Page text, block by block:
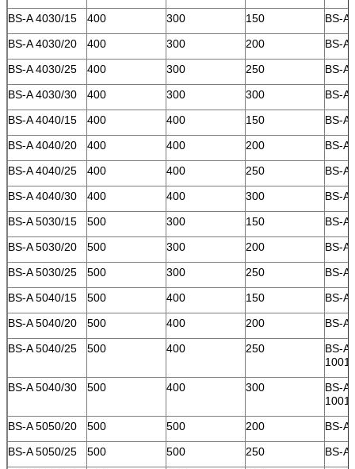
BS-A 4030/15
400 300 150
BS-A
BS-A 4030/20
400 300 200
BS-A
BS-A 4030/25
400 300 250
BS-A
BS-A 4030/30
400 300 300
BS-A
BS-A 4040/15
400 400 150
BS-A
BS-A 4040/20
400 400 200
BS-A
BS-A 4040/25
400 400 250
BS-A
BS-A 4040/30
400 400 300
BS-A
BS-A 5030/15
500 300 150
BS-A
BS-A 5030/20
500 300 200
BS-A
BS-A 5030/25
500 300 250
BS-A
BS-A 5040/15
500 400 150
BS-A
BS-A 5040/20
500 400 200
BS-A
BS-A 5040/25
500 400 250
BS-A
BS-A 5040/30
500 400 300
BS-A
BS-A 5050/20
500 500 200
BS-A
BS-A 5050/25
500 500 250
BS-A